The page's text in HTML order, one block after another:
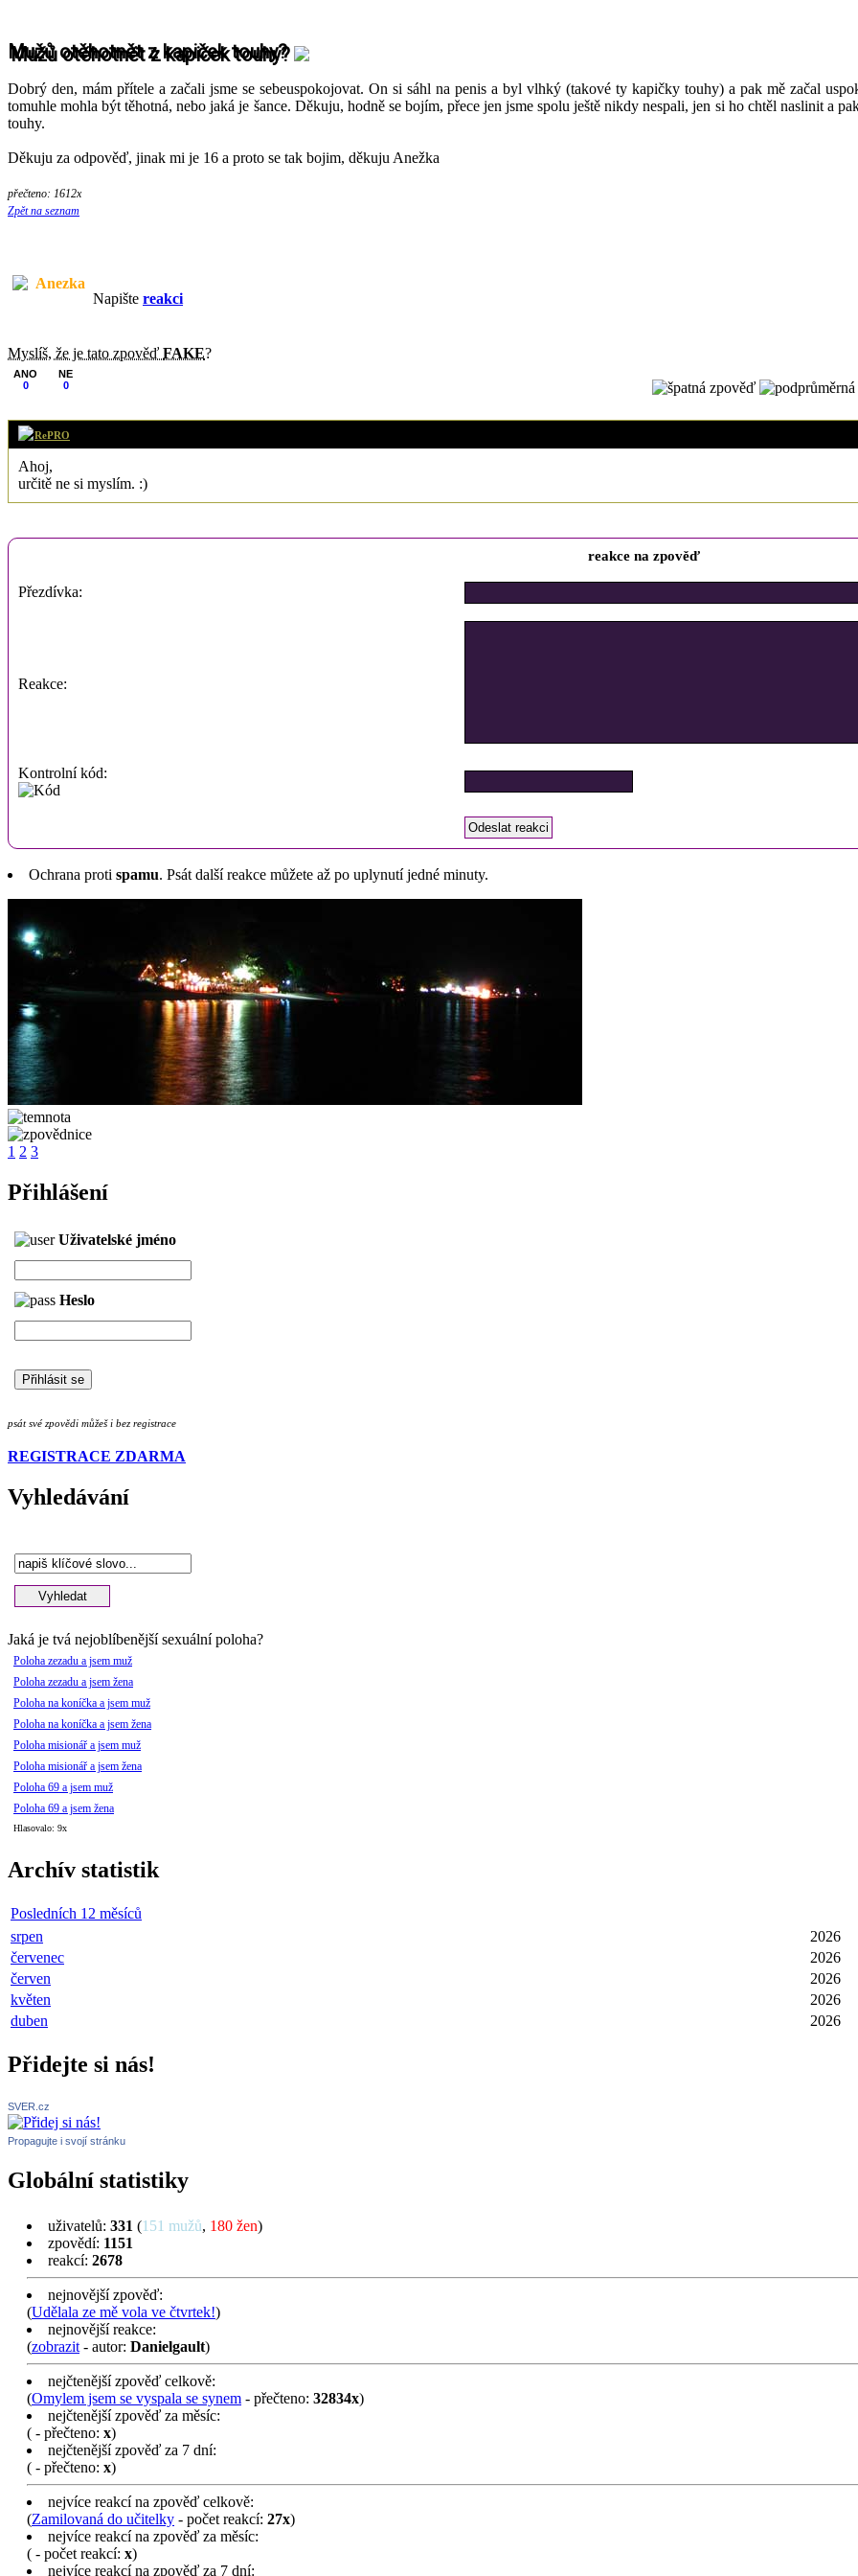
Mužů otěhotnět z kapiček touhy?
Dobrý den, mám přítele a začali jsme se sebeuspokojovat. On si sáhl na penis a byl vlhký (takové ty kapičky touhy) a pak mě začal
tomuhle mohla být těhotná, nebo jaká je šance. Děkuju, hodně se bojím, přece jen jsme spolu ještě nikdy nespali, jen si ho chtěl naslinit a
touhy.
Děkuju za odpověď, jinak mi je 16 a proto se tak bojim, děkuju Anežka
přečteno: 1612x
Zpět na seznam
Anezka
Napište reakci
Myslíš, že je tato zpověď FAKE?
ANO
0
NE
0
RePRO
Ahoj,
určitě ne si myslím. :)
reakce na zpověď
Přezdívka:
Reakce:
Kontrolní kód:
Ochrana proti spamu. Psát další reakce můžete až po uplynutí jedné minuty.
1 2 3
Přihlášení
Uživatelské jméno
Heslo
psát své zpovědi můžeš i bez registrace
REGISTRACE ZDARMA
Vyhledávání
Jaká je tvá nejoblíbenější sexuální poloha?
Poloha zezadu a jsem muž
Poloha zezadu a jsem žena
Poloha na koníčka a jsem muž
Poloha na koníčka a jsem žena
Poloha misionář a jsem muž
Poloha misionář a jsem žena
Poloha 69 a jsem muž
Poloha 69 a jsem žena
Hlasovalo: 9x
Archív statistik
Posledních 12 měsíců
srpen
2026
červenec
2026
červen
2026
květen
2026
duben
2026
Přidejte si nás!
SVER.cz
Propagujte i svojí stránku
Globální statistiky
uživatelů: 331 (151 mužů, 180 žen)
zpovědí: 1151
reakcí: 2678
nejnovější zpověď:
(Udělala ze mě vola ve čtvrtek!)
nejnovější reakce:
(zobrazit - autor: Danielgault)
nejčtenější zpověď celkově:
(Omylem jsem se vyspala se synem - přečteno: 32834x)
nejčtenější zpověď za měsíc:
( - přečteno: x)
nejčtenější zpověď za 7 dní:
( - přečteno: x)
nejvíce reakcí na zpověď celkově:
(Zamilovaná do učitelky - počet reakcí: 27x)
nejvíce reakcí na zpověď za měsíc:
( - počet reakcí: x)
nejvíce reakcí na zpověď za 7 dní: